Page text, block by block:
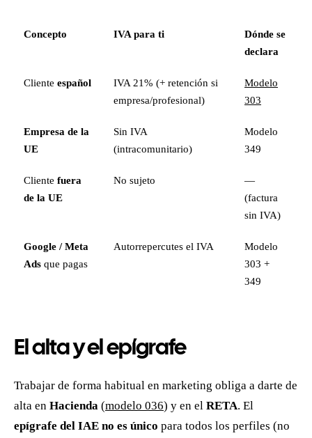
Concepto IVA para ti
Dónde se
declara
Cliente español
IVA 21% (+ retención si
empresa/profesional)
Modelo
303
Empresa de la
UE
Sin IVA
(intracomunitario)
Modelo
349
Cliente fuera
de la UE
No sujeto
—
(factura
sin IVA)
Google / Meta
Ads que pagas
Autorrepercutes el IVA
Modelo
303 +
349
El alta y el epígrafe
Trabajar de forma habitual en marketing obliga a darte de
alta en Hacienda (modelo 036) y en el RETA. El
epígrafe del IAE no es único para todos los perfiles (no